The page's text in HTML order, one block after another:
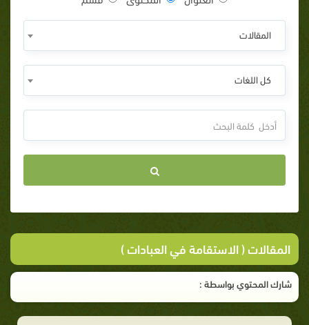
المقالات
كل اللغات
المقالات ( الاستقامة في العبادات )
شارك المحتوي بواسطة :